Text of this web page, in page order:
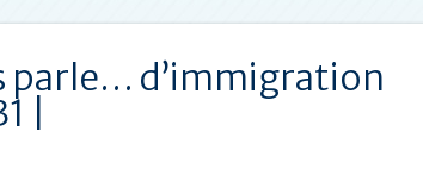
parle… d’immigration
|